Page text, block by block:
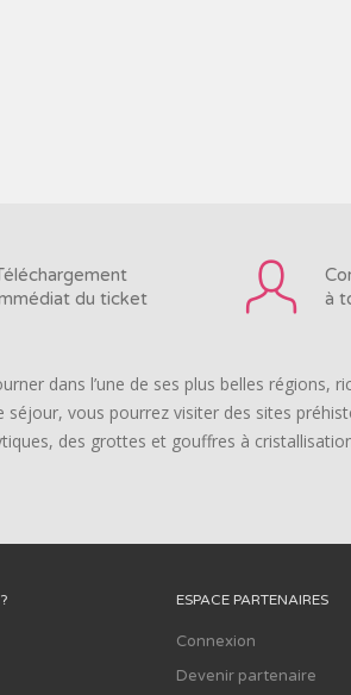
du ticket
à
dans l’une de ses plus belles régions,
vous pourrez visiter des sites
des grottes et gouffres à
ESPACE PARTENAIRES
Connexion
Devenir partenaire